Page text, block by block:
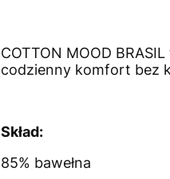
COTTON MOOD
codzienny komfort bez
Skład:
85% bawełna